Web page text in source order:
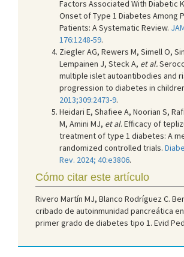
Factors Associated With Diabetic
Onset of Type 1 Diabetes Among
Patients: A Systematic Review.
176:1248-59.
Ziegler AG, Rewers M, Simell O,
Lempainen J, Steck A, et al.
multiple islet autoantibodies and
progression to diabetes in
2013;309:2473-9.
Heidari E, Shafiee A, Noorian S,
M, Amini MJ, et al. Efficacy of
treatment of type 1 diabetes: A
randomized controlled trials.
Rev. 2024; 40:e3806.
Cómo citar este artículo
Rivero Martín MJ, Blanco Rodríguez C.
cribado de autoinmunidad pancreática
primer grado de diabetes tipo 1. Evid